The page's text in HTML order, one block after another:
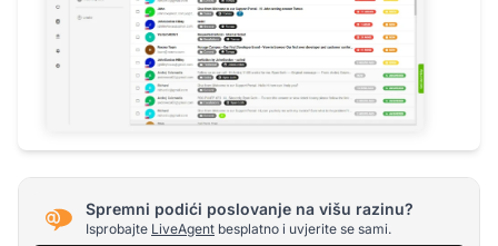
Spremni podići poslovanje na višu razinu?
Isprobajte LiveAgent besplatno i uvjerite se sami.